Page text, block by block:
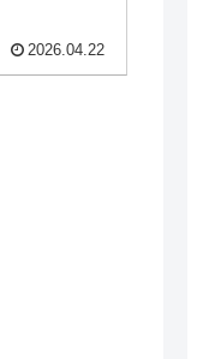
2026.04.22